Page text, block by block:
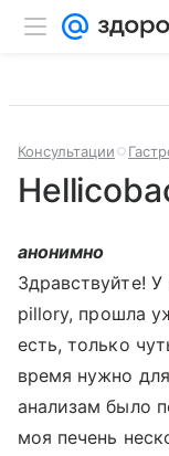
Консультации
анонимно
Здравствуйте!
pillory, прошла
есть, только
время нужно
анализам было
моя печень